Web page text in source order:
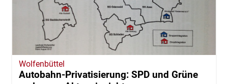
Wolfenbüttel
Autobahn-Privatisierung: SPD und Grüne